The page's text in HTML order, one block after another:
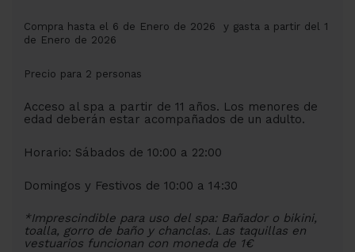
Compra hasta el 6 de Enero de 2026 y gasta a partir del 1
de Enero de 2026
Precio para 2 personas
Acceso al spa a partir de 11 años. Los menores de
edad deberán estar acompañados de un adulto.
Horario: Sábados de 10:00 a 22:00
Domingos y Festivos de 10:00 a 14:30
*Imprescindible para uso del spa: Bañador o bikini,
toalla, gorro de baño y chanclas. Las taquillas en
vestuarios funcionan con moneda de 1€